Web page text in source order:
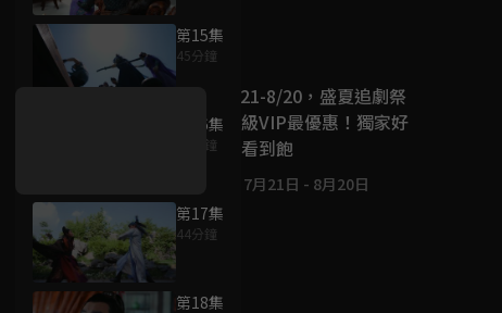
第15集
45分鐘
第16集
45分鐘
第17集
44分鐘
第18集
好康資訊
7/21-8/20，盛夏追劇祭
升級VIP最優惠！獨家好
戲看到飽
7月21日 - 8月20日